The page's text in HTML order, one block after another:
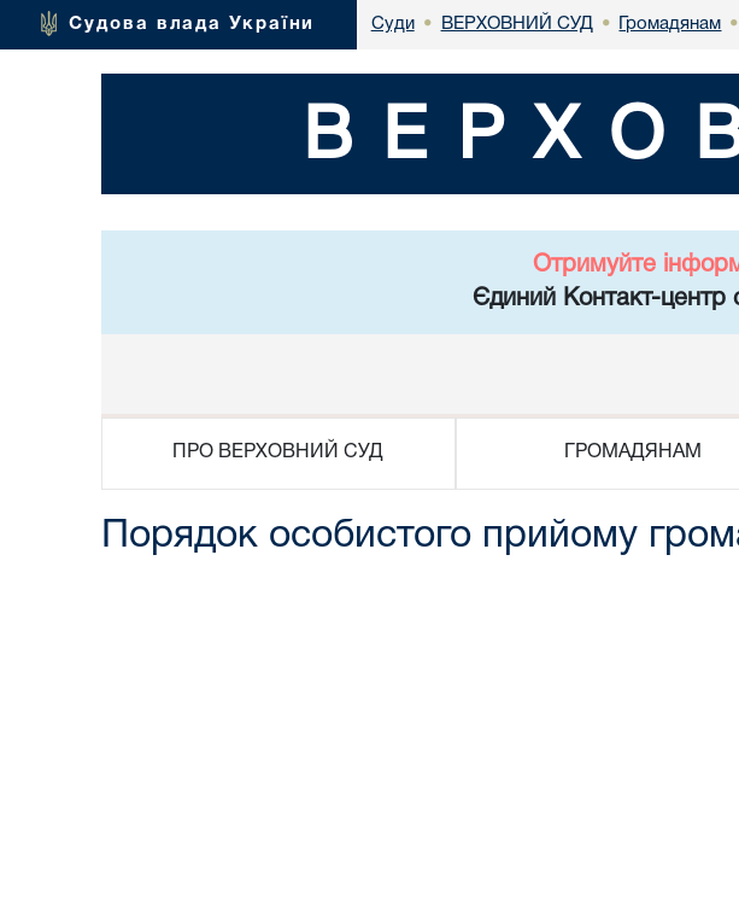
Судова влада України Суди • ВЕРХОВНИЙ СУД • Громадянам •
Отримуйте
Єдиний Контакт-центр
ПРО ВЕРХОВНИЙ СУД ГРОМАДЯНАМ
Порядок особистого прийому